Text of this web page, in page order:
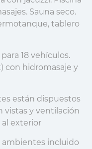
Sauna seco.
tablero
18 vehículos.
con hidromasaje y
están dispuestos
vistas y ventilación
al exterior
ambientes incluido